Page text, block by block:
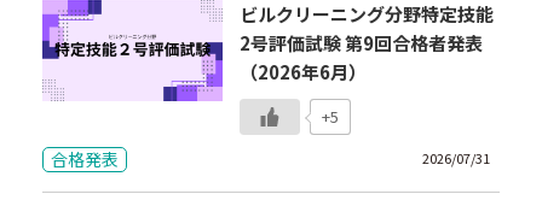
ビルクリーニング分野特定技能
2号評価試験 第9回合格者発表
（2026年6月）
+5
合格発表 2026/07/31